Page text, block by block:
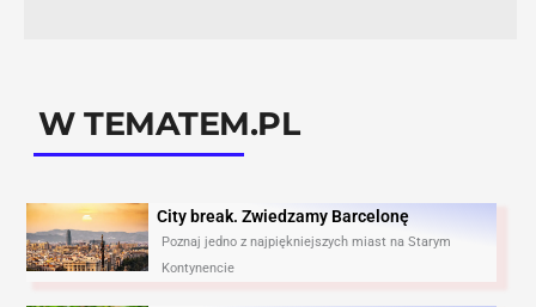
W TEMATEM.PL
City break. Zwiedzamy Barcelonę​
Poznaj jedno z najpiękniejszych miast na Starym
Kontynencie